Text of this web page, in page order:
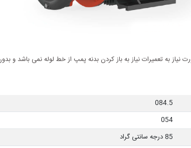
به تعمیرات نیاز به باز کردن بدنه پمپ از خط لوله نمی باشد و
084.5
054
85 درجه سانتی گراد